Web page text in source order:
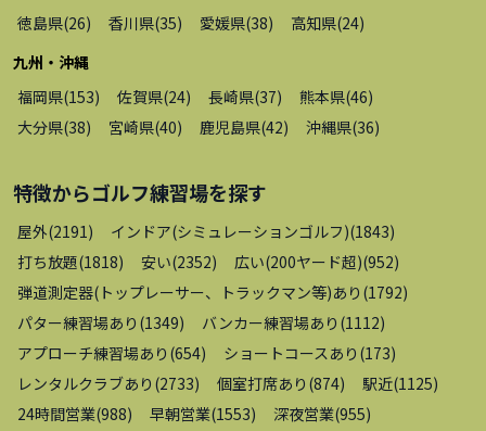
徳島県(26) 香川県(35) 愛媛県(38) 高知県(24)
九州・沖縄
福岡県(153) 佐賀県(24) 長崎県(37) 熊本県(46)
大分県(38) 宮崎県(40) 鹿児島県(42) 沖縄県(36)
特徴からゴルフ練習場を探す
屋外(2191 ) インドア(シミュレーションゴルフ)(1843)
打ち放題(1818) 安い(2352) 広い(200ヤード超)(952)
弾道測定器(トップレーサー、トラックマン等)あり (1792)
パター練習場あり (1349) バンカー練習場あり (1112)
アプローチ練習場あり (654) ショートコースあり (173)
レンタルクラブあり (2733) 個室打席あり (874) 駅近(1125)
24時間営業(988) 早朝営業(1553) 深夜営業(955)